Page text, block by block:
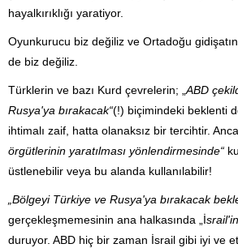
hayalkırıklığı yaratiyor.
Oyunkurucu biz değiliz ve Ortadoğu
de biz değiliz.
Türklerin ve bazı Kurd çevrelerin; „ ABD
Rusya'ya bırakacak“(!) biçimindeki beklenti
ihtimalı zaif, hatta olanaksız bir tercihtir.
örgütlerinin yaratılması yönlendirmesinde“
üstlenebilir veya bu alanda kullanılabilir!
„Bölgeyi Türkiye ve Rusya'ya bırakacak
gerçekleşmemesinin ana halkasında „İ
duruyor. ABD hiç bir zaman İsrail gibi iyi ve